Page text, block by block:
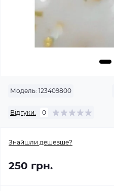
Модель: 123409800
Відгуки: 0
Знайшли дешевше?
250 грн.